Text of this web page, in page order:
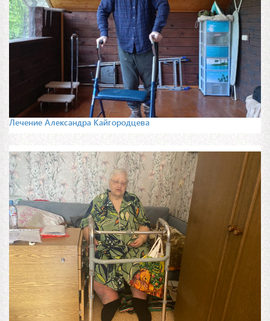
Лечение Александра Кайгородцева